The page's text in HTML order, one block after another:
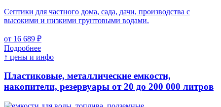
Септики для частного дома, сада, дачи, производства с
высокими и низкими грунтовыми водами.
от 16 689 ₽
Подробнее
↑ цены и инфо
Пластиковые, металлические емкости,
накопители, резервуары от 20 до 200 000 литров